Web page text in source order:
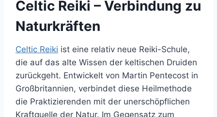
Celtic Reiki – Verbindung zu
Naturkräften
Celtic Reiki ist eine relativ neue Reiki-Schule,
die auf das alte Wissen der keltischen Druiden
zurückgeht. Entwickelt von Martin Pentecost in
Großbritannien, verbindet diese Heilmethode
die Praktizierenden mit der unerschöpflichen
Kraftquelle der Natur. Im Gegensatz zum